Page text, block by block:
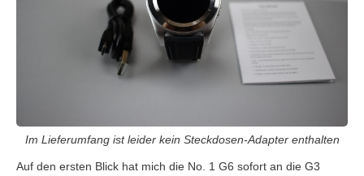
Im Lieferumfang ist leider kein Steckdosen-Adapter enthalten
Auf den ersten Blick hat mich die No. 1 G6 sofort an die G3